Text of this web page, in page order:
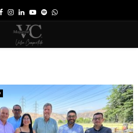
Facebook
Instagram
LinkedinYoutube
SpotifyWhatsapp